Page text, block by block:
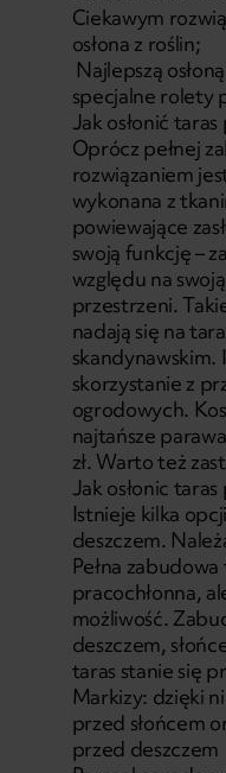
Ciekawym
osłona z roślin;
Najlepszą
specjalne rolety
Jak osłonić
Oprócz pełnej
rozwiązaniem
wykonana z
powiewające
swoją funkcję –
względu na
przestrzeni.
nadają się na
skandynawskim.
skorzystanie z
ogrodowych.
najtańsze
zł. Warto też
Jak osłonic
Istnieje kilka
deszczem.
Pełna
pracochłonna,
możliwość.
deszczem,
taras stanie się
Markizy: dzięki
przed słońcem
przed deszczem